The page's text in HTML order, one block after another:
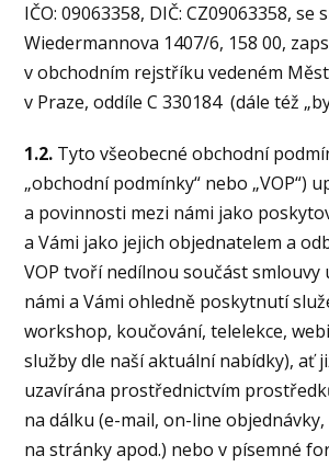
IČO: 09063358, DIČ: CZ09063358, se
Wiedermannova 1407/6, 158 00,
v obchodním rejstříku vedeném
v Praze, oddíle C 330184 (dále též
1.2. Tyto všeobecné obchodní
„obchodní podmínky“ nebo „VOP“)
a povinnosti mezi námi jako
a Vámi jako jejich objednatelem a
VOP tvoří nedílnou součást smlouvy
námi a Vámi ohledně poskytnutí
workshop, koučování, telelekce,
služby dle naší aktuální nabídky), ať
uzavírána prostřednictvím
na dálku (e-mail, on-line
na stránky apod.) nebo v písemné